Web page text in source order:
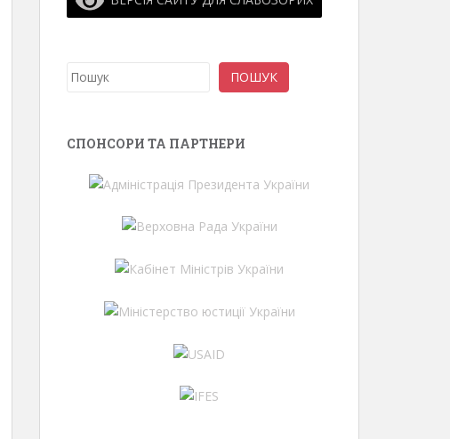
Пошук ПОШУК
СПОНСОРИ ТА ПАРТНЕРИ